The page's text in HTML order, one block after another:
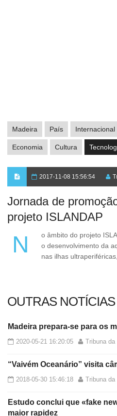
Madeira País Internacional
Economia Cultura
2017-11-08 15:56:54
Jornada de
projeto ISLANDAP
No âmbito do projeto ISLANDAP: Consórcio I+D+i para
o desenvolvimento da
nas ilhas
OUTRAS NOTÍCIAS
Madeira prepara-se para os
2020-05-21 16:20:05 Tribuna da
“Vaivém Oceanário” visita
2018-05-30 15:46:18 Tribuna da
Estudo conclui que «fake
maior rapidez